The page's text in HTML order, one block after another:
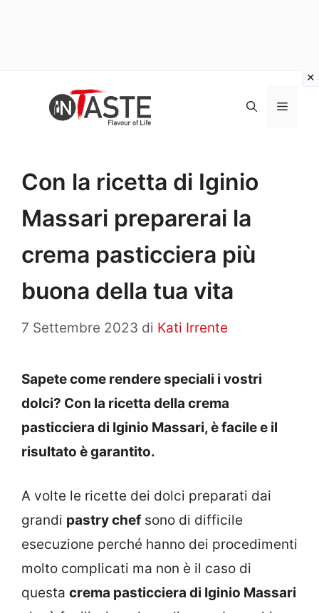
Menu
Con la ricetta di Iginio
Massari preparerai la
crema pasticciera più
buona della tua vita
7 Settembre 2023 di Kati Irrente
Sapete come rendere speciali i vostri
dolci? Con la ricetta della crema
pasticciera di Iginio Massari, è facile e il
risultato è garantito.
A volte le ricette dei dolci preparati dai
grandi pastry chef sono di difficile
esecuzione perché hanno dei procedimenti
molto complicati ma non è il caso di
questa crema pasticciera di Iginio Massari